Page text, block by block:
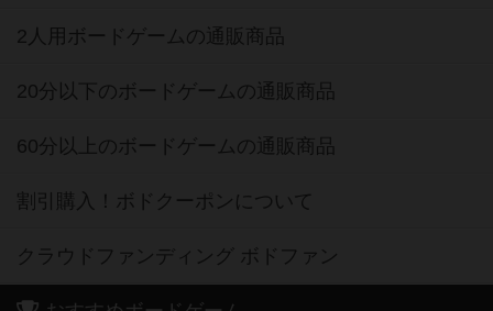
2人用ボードゲームの通販商品
20分以下のボードゲームの通販商品
60分以上のボードゲームの通販商品
割引購入！ボドクーポンについて
クラウドファンディング ボドファン